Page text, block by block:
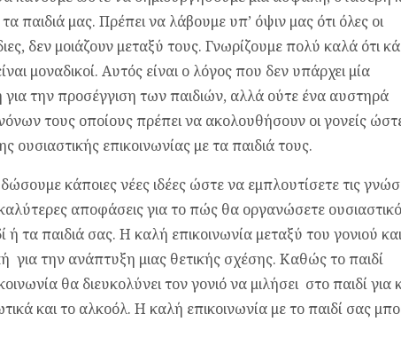
παιδιά μας. Πρέπει να λάβουμε υπ’ όψιν μας ότι όλες οι
δεν μοιάζουν μεταξύ τους. Γνωρίζουμε πολύ καλά ότι
μοναδικοί. Αυτός είναι ο λόγος που δεν υπάρχει μία
για την προσέγγιση των παιδιών, αλλά ούτε ένα αυστηρά
τους οποίους πρέπει να ακολουθήσουν οι γονείς
ουσιαστικής επικοινωνίας με τα παιδιά τους.
κάποιες νέες ιδέες ώστε να εμπλουτίσετε τις
καλύτερες αποφάσεις για το πώς θα οργανώσετε
ή τα παιδιά σας. Η καλή επικοινωνία μεταξύ του γονιού
για την ανάπτυξη μιας θετικής σχέσης. Καθώς το παιδί
θα διευκολύνει τον γονιό να μιλήσει στο παιδί για
και το αλκοόλ. Η καλή επικοινωνία με το παιδί σας